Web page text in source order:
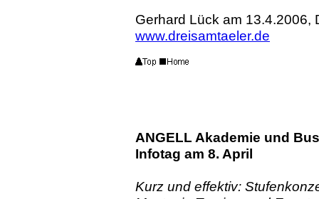
Gerhard Lück am 13.4.2006,
www.dreisamtaeler.de
ANGELL Akademie und
Infotag am 8. April
Kurz und effektiv: